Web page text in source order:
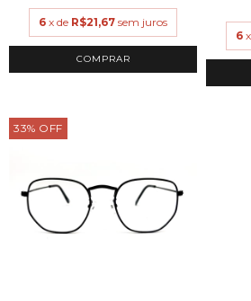
6 x de R$21,67 sem juros
COMPRAR
6
33% OFF